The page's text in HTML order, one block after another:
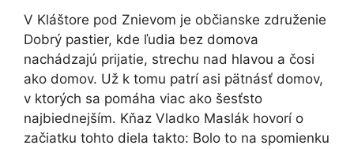
V Kláštore pod Znievom je občianske združenie
Dobrý pastier, kde ľudia bez domova
nachádzajú prijatie, strechu nad hlavou a čosi
ako domov. Už k tomu patrí asi pätnásť domov,
v ktorých sa pomáha viac ako šesťsto
najbiednejším. Kňaz Vladko Maslák hovorí o
začiatku tohto diela takto: Bolo to na spomienku